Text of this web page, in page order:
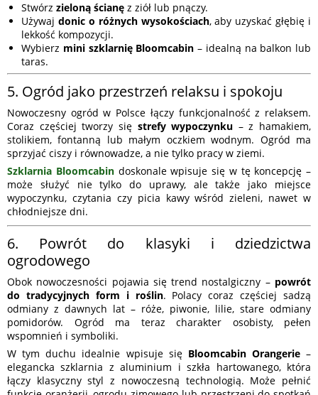
Stwórz zieloną ścianę z ziół lub pnączy.
Używaj donic o różnych wysokościach, aby uzyskać głębię i
lekkość kompozycji.
Wybierz mini szklarnię Bloomcabin – idealną na balkon lub
taras.
5. Ogród jako przestrzeń relaksu i spokoju
Nowoczesny ogród w Polsce łączy funkcjonalność z relaksem.
Coraz częściej tworzy się strefy wypoczynku – z hamakiem,
stolikiem, fontanną lub małym oczkiem wodnym. Ogród ma
sprzyjać ciszy i równowadze, a nie tylko pracy w ziemi.
Szklarnia Bloomcabindoskonale wpisuje się w tę koncepcję –
może służyć nie tylko do uprawy, ale także jako miejsce
wypoczynku, czytania czy picia kawy wśród zieleni, nawet w
chłodniejsze dni.
6. Powrót do klasyki i dziedzictwa
ogrodowego
Obok nowoczesności pojawia się trend nostalgiczny – powrót
do tradycyjnych form i roślin. Polacy coraz częściej sadzą
odmiany z dawnych lat – róże, piwonie, lilie, stare odmiany
pomidorów. Ogród ma teraz charakter osobisty, pełen
wspomnień i symboliki.
W tym duchu idealnie wpisuje się Bloomcabin Orangerie–
elegancka szklarnia z aluminium i szkła hartowanego, która
łączy klasyczny styl z nowoczesną technologią. Może pełnić